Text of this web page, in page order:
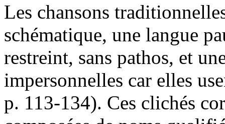
Les chansons
schématique, une langue
restreint, sans pathos, et
impersonnelles car elles
p. 113-134). Ces clichés